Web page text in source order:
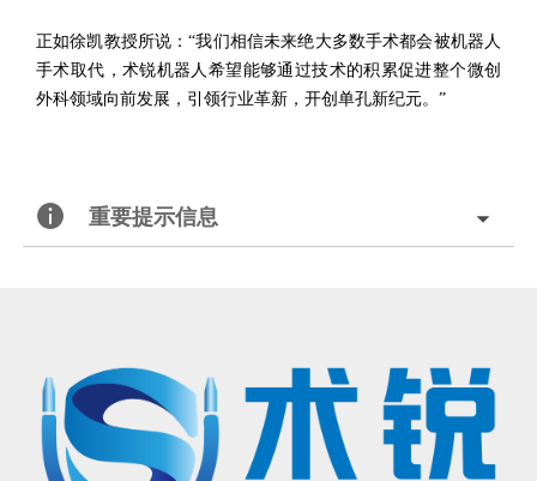
正如徐凯教授所说：“我们相信未来绝大多数手术都会被机器人
手术取代， 术锐机器人 希望能够通过技术的积累促进整个微创
外科领域向前发展，引领行业革新，开创单孔新纪元。 ”
重要提示信息
的手术操作，请联系北京术锐 机器人股份 有限公司，参加术锐的官方培训计划。患者若想参加术锐 机器人的
注册临床试验，请联系术锐官方合作医院，咨询医生，以确定是否适合术锐®机器人的手术。医生和患者应仔
细了解有关术锐®机器人执行手术及其可能风险的所有信息。